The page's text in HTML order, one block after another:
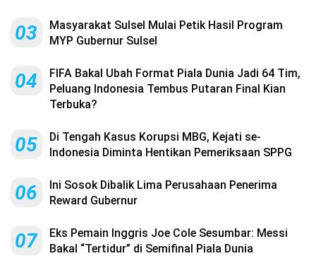
03
Masyarakat Sulsel Mulai Petik Hasil Program
MYP Gubernur Sulsel
04
FIFA Bakal Ubah Format Piala Dunia Jadi 64 Tim,
Peluang Indonesia Tembus Putaran Final Kian
Terbuka?
05
Di Tengah Kasus Korupsi MBG, Kejati se-
Indonesia Diminta Hentikan Pemeriksaan SPPG
06
Ini Sosok Dibalik Lima Perusahaan Penerima
Reward Gubernur
07
Eks Pemain Inggris Joe Cole Sesumbar: Messi
Bakal “Tertidur” di Semifinal Piala Dunia